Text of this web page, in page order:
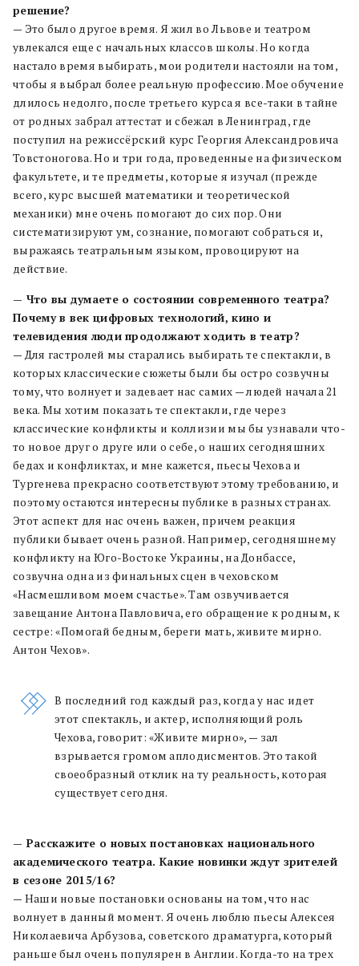
решение?
— Это было другое время. Я жил во Львове и театром
увлекался еще с начальных классов школы. Но когда
настало время выбирать, мои родители настояли на том,
чтобы я выбрал более реальную профессию. Мое обучение
длилось недолго, после третьего курса я все-таки в тайне
от родных забрал аттестат и сбежал в Ленинград, где
поступил на режиссёрский курс Георгия Александровича
Товстоногова. Но и три года, проведенные на физическом
факультете, и те предметы, которые я изучал (прежде
всего, курс высшей математики и теоретической
механики) мне очень помогают до сих пор. Они
систематизируют ум, сознание, помогают собраться и,
выражаясь театральным языком, провоцируют на
действие.
— Что вы думаете о состоянии современного театра?
Почему в век цифровых технологий, кино и
телевидения люди продолжают ходить в театр?
— Для гастролей мы старались выбирать те спектакли, в
которых классические сюжеты были бы остро созвучны
тому, что волнует и задевает нас самих — людей начала 21
века. Мы хотим показать те спектакли, где через
классические конфликты и коллизии мы бы узнавали что-
то новое друг о друге или о себе, о наших сегодняшних
бедах и конфликтах, и мне кажется, пьесы Чехова и
Тургенева прекрасно соответствуют этому требованию, и
поэтому остаются интересны публике в разных странах.
Этот аспект для нас очень важен, причем реакция
публики бывает очень разной. Например, сегодняшнему
конфликту на Юго-Востоке Украины, на Донбассе,
созвучна одна из финальных сцен в чеховском
«Насмешливом моем счастье». Там озвучивается
завещание Антона Павловича, его обращение к родным, к
сестре: «Помогай бедным, береги мать, живите мирно.
Антон Чехов».
В последний год каждый раз, когда у нас идет
этот спектакль, и актер, исполняющий роль
Чехова, говорит: «Живите мирно», — зал
взрывается громом аплодисментов. Это такой
своеобразный отклик на ту реальность, которая
существует сегодня.
— Расскажите о новых постановках национального
академического театра. Какие новинки ждут зрителей
в сезоне 2015/16?
— Наши новые постановки основаны на том, что нас
волнует в данный момент. Я очень люблю пьесы Алексея
Николаевича Арбузова, советского драматурга, который
раньше был очень популярен в Англии. Когда-то на трех